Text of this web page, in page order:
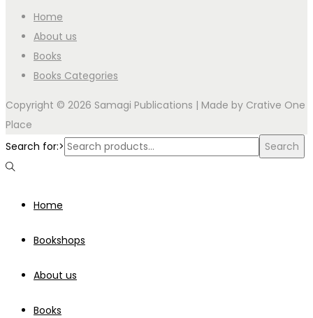
Home
About us
Books
Books Categories
Copyright © 2026 Samagi Publications | Made by Crative One
Place
Search for:>
Search
Home
Bookshops
About us
Books